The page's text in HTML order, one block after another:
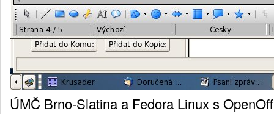
ÚMČ Brno-Slatina a Fedora Linux s